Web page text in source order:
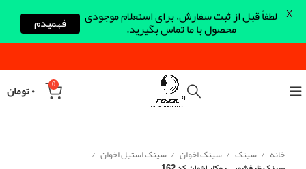
0 ۰تومان
خانه سینک سینک اخوان سینک استیل اخوان
لطفاً قبل از ثبت سفارش، برای استعلام موجودی
محصول با ما تماس بگیرید. فهمیدم X